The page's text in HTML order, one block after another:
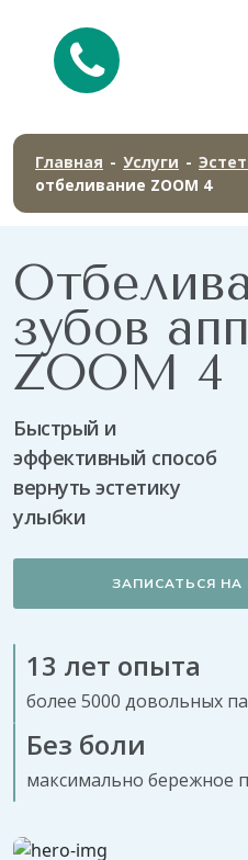
Главная - Услуги -
отбеливание ZOOM 4
зубов
ZOOM 4
Быстрый и
эффективный способ
вернуть эстетику
улыбки
ЗАПИСАТЬСЯ
13 лет опыта
более 5000 довольных
Без боли
максимально бережное